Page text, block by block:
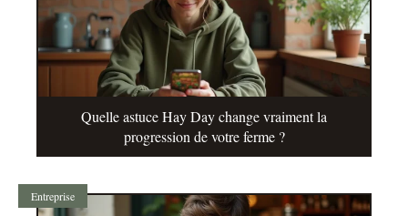
Quelle astuce Hay Day change vraiment la
progression de votre ferme ?
Entreprise